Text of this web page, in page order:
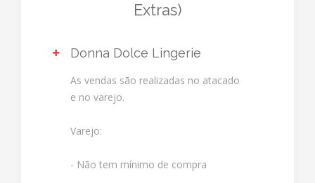
Extras)
Donna Dolce Lingerie
As vendas são realizadas no atacado
e no varejo.
Varejo:
- Não tem mínimo de compra